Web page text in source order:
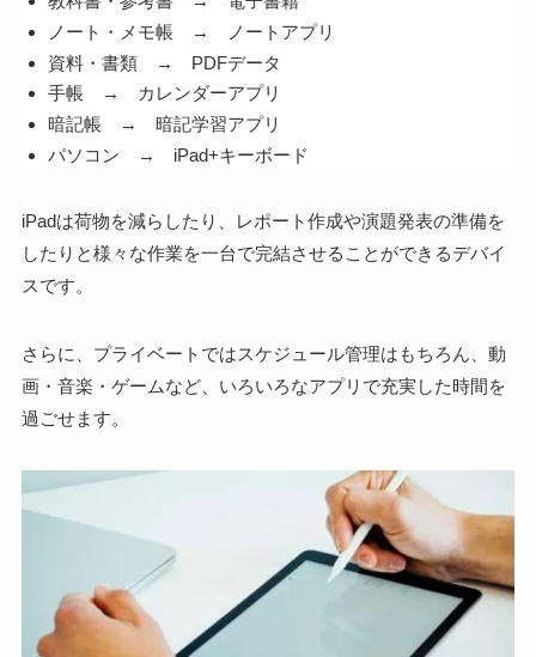
ノート・メモ帳 → ノートアプリ
資料・書類 → PDFデータ
手帳 → カレンダーアプリ
暗記帳 → 暗記学習アプリ
パソコン → iPad+キーボード
iPadは荷物を減らしたり、レポート作成や演題発表の準備を
したりと様々な作業を一台で完結させることができるデバイ
スです。
さらに、プライベートではスケジュール管理はもちろん、動
画・音楽・ゲームなど、いろいろなアプリで充実した時間を
過ごせます。